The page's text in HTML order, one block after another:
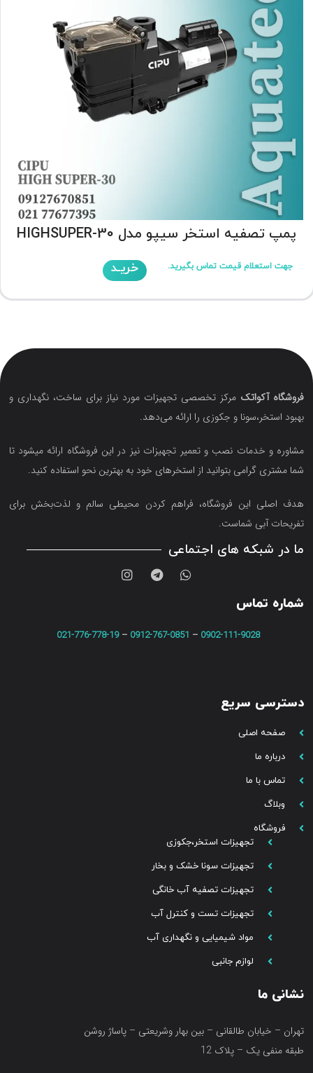
پمپ تصفیه استخر سیپو مدل HIGHSUPER-30
جهت استعلام قیمت تماس بگیرید. خریـد
فروشگاه آکواتک مرکز تخصصی تجهیزات مورد نیاز برای ساخت، نگهداری و
بهبود استخر،سونا و جکوزی را ارائه می‌دهد.
مشاوره و خدمات نصب و تعمیر تجهیزات نیز در این فروشگاه ارائه میشود تا
شما مشتری گرامی بتوانید از استخرهای خود به بهترین نحو استفاده کنید.
هدف اصلی این فروشگاه‌، فراهم کردن محیطی سالم و لذت‌بخش برای
تفریحات آبی شماست.
ما در شبکه های اجتماعی
شماره تماس
0902-111-9028
–
0912-767-0851
–
021-776-778-19
دسترسی سریع
صفحه اصلی
درباره ما
تماس با ما
وبلاگ
فروشگاه
تجهیزات استخر،جکوزی
تجهیزات سونا خشک و بخار
تجهیزات تصفیه آب خانگی
تجهیزات تست و کنترل آب
مواد شیمیایی و نگهداری آب
لوازم جانبی
نشانی ما
تهران – خیابان طالقانی – بین بهار وشریعتی – پاساژ روشن
طبقه منفی یک – پلاک 12